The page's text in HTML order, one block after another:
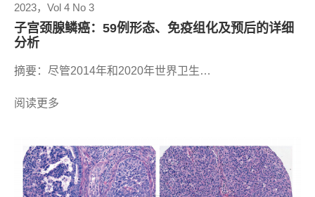
2023，Vol 4 No 3
子宫颈腺鳞癌：59例形态、免疫组化及预后的详细
分析
摘要：尽管2014年和2020年世界卫生…
阅读更多